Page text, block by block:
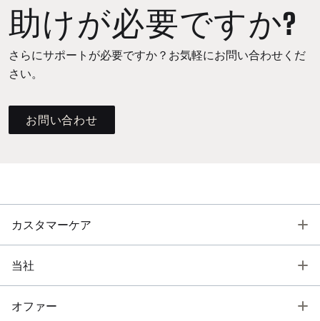
助けが必要ですか?
さらにサポートが必要ですか？お気軽にお問い合わせくだ
さい。
お問い合わせ
カスタマーケア
当社
オファー